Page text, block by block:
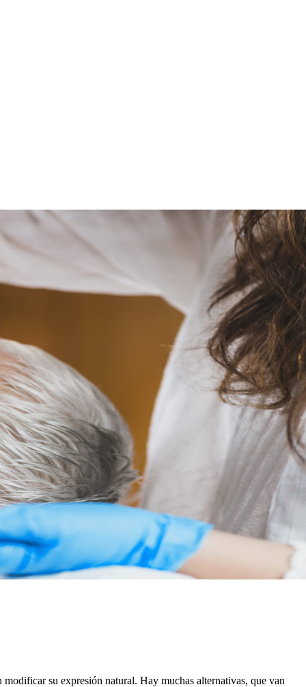
su expresión natural. Hay muchas alternativas, que van